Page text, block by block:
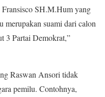
SH.M.Hum yang
merupakan suami dari calon
3 Partai Demokrat,”
Raswan Ansori tidak
pemilu. Contohnya,